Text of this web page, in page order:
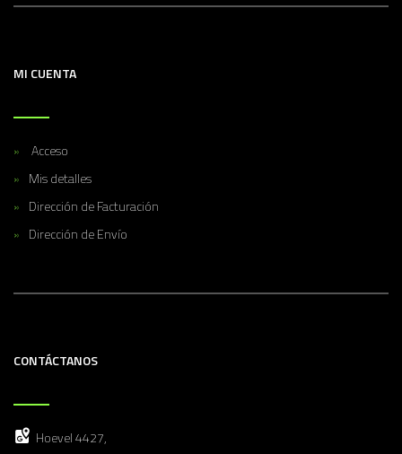
MI CUENTA
Acceso
Mis detalles
Dirección de Facturación
Dirección de Envío
CONTÁCTANOS
Hoevel 4427,